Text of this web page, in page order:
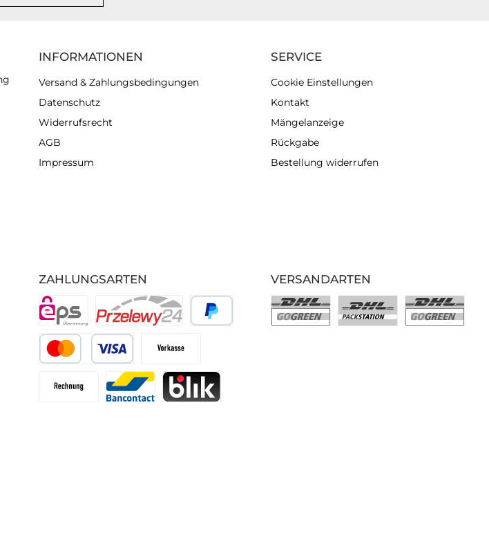
ZAHLUNGSARTEN
INFORMATIONEN
Versand & Zahlungsbedingungen
Datenschutz
Widerrufsrecht
AGB
Impressum
SERVICE
Cookie Einstellungen
Kontakt
Mängelanzeige
Rückgabe
Bestellung widerrufen
VERSANDARTEN